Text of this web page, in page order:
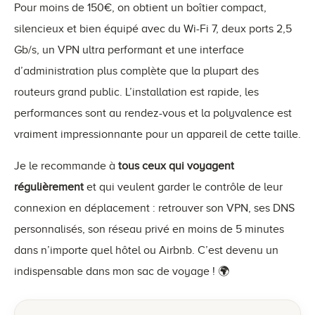
Pour moins de 150€, on obtient un boîtier compact,
silencieux et bien équipé avec du Wi-Fi 7, deux ports 2,5
Gb/s, un VPN ultra performant et une interface
d’administration plus complète que la plupart des
routeurs grand public. L’installation est rapide, les
performances sont au rendez-vous et la polyvalence est
vraiment impressionnante pour un appareil de cette taille.
Je le recommande à tous ceux qui voyagent
régulièrement et qui veulent garder le contrôle de leur
connexion en déplacement : retrouver son VPN, ses DNS
personnalisés, son réseau privé en moins de 5 minutes
dans n’importe quel hôtel ou Airbnb. C’est devenu un
indispensable dans mon sac de voyage ! 🌍